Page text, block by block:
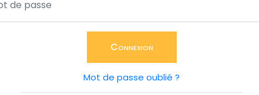
Connexion
Mot de passe oublié ?